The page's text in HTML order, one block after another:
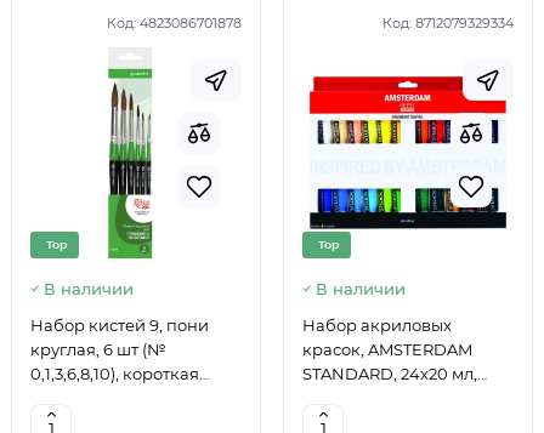
Код: 4823086701878
Top
В наличии
Набор кистей 9, пони
круглая, 6 шт (№
0,1,3,6,8,10), короткая
Код: 8712079329334
Top
В наличии
Набор акриловых
красок, AMSTERDAM
STANDARD, 24х20 мл,